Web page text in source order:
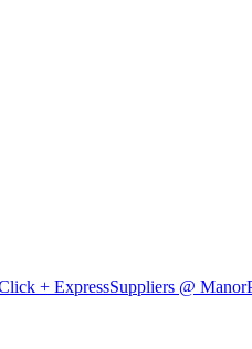
+ ExpressSuppliers @ Manor